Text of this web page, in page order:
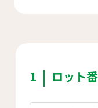
1 ロット